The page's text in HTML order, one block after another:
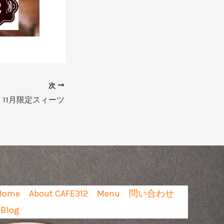
次
11月限定スィーツ
About CAFE312 Menu
問い合わせ
Blog